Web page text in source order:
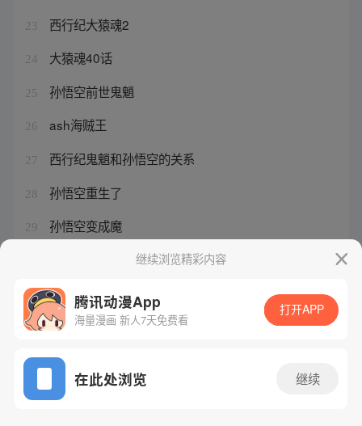
23 西行纪大猿魂2
24 大猿魂40话
25 孙悟空前世鬼魈
26 ash海贼王
27 西行纪鬼魈和孙悟空的关系
28 孙悟空重生了
29 孙悟空变成魔
西行纪75集全集免费观看
继续浏览精彩内容
腾讯动漫App
海量漫画 新人7天免费看
打开APP
在此处浏览 继续
网站备案/许可证号：粤B2-20090059-5
Copyright©1998 - 2026 Tencent. All Rights Reserved